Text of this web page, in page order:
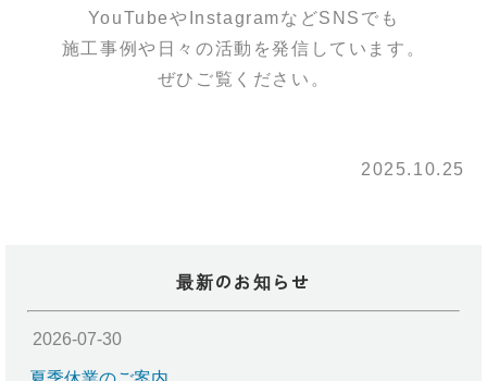
YouTubeやInstagramなどSNSでも
施工事例や日々の活動を発信しています。
ぜひご覧ください。
2025.10.25
最新のお知らせ
2026-07-30